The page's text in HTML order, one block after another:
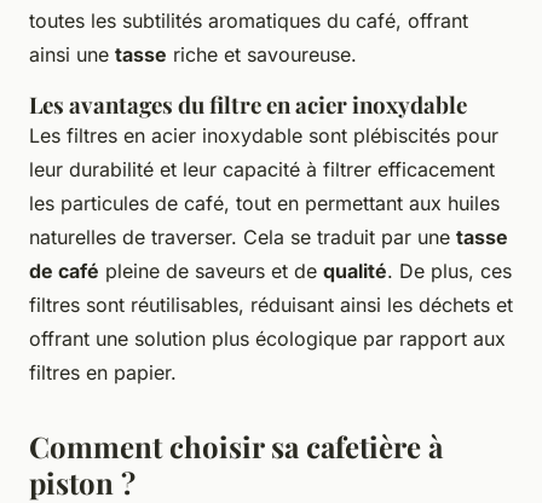
toutes les subtilités aromatiques du café, offrant
ainsi une tasse riche et savoureuse.
Les avantages du filtre en acier inoxydable
Les filtres en acier inoxydable sont plébiscités pour
leur durabilité et leur capacité à filtrer efficacement
les particules de café, tout en permettant aux huiles
naturelles de traverser. Cela se traduit par une tasse
de café pleine de saveurs et de qualité. De plus, ces
filtres sont réutilisables, réduisant ainsi les déchets et
offrant une solution plus écologique par rapport aux
filtres en papier.
Comment choisir sa cafetière à
piston ?